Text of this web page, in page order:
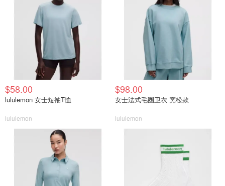
$58.00
lululemon 女士短袖T恤
lululemon
$98.00
女士法式毛圈卫衣 宽松款
lululemon